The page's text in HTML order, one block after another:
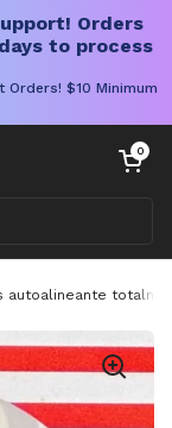
Orders
to process
$10 Minimum
Carrito0
autoalineante